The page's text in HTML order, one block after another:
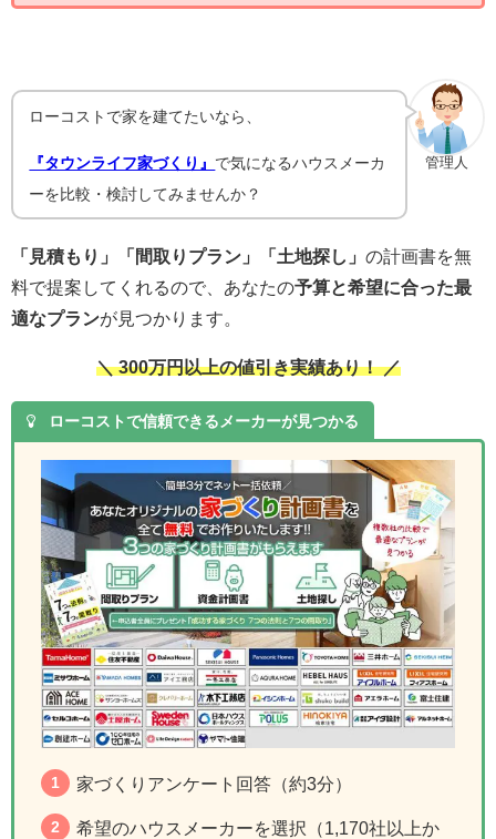
管理人
ローコストで家を建てたいなら、
『タウンライフ家づくり』 で気になるハウスメーカ
ーを比較・検討してみませんか？
「見積もり」「間取りプラン」「土地探し」 の計画書を無
料で提案してくれるので、あなたの予算と希望に合った最
適なプランが見つかります。
＼ 300万円以上の値引き実績あり！ ／
ローコストで信頼できるメーカーが見つかる
家づくりアンケート回答（約3分）
希望のハウスメーカーを選択（1,170社以上か